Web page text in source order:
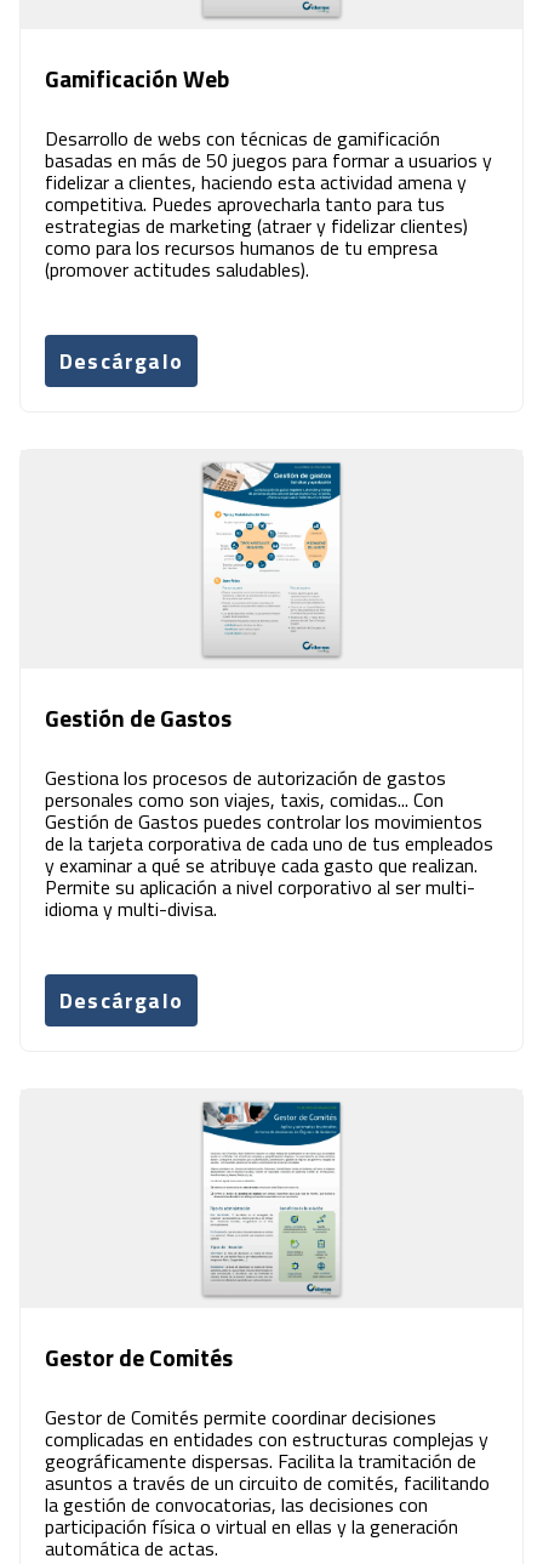
Gamificación Web
Desarrollo de webs con técnicas de gamificación
basadas en más de 50 juegos para formar a usuarios y
fidelizar a clientes, haciendo esta actividad amena y
competitiva. Puedes aprovecharla tanto para tus
estrategias de marketing (atraer y fidelizar clientes)
como para los recursos humanos de tu empresa
(promover actitudes saludables).
Descárgalo
Gestión de Gastos
Gestiona los procesos de autorización de gastos
personales como son viajes, taxis, comidas... Con
Gestión de Gastos puedes controlar los movimientos
de la tarjeta corporativa de cada uno de tus empleados
y examinar a qué se atribuye cada gasto que realizan.
Permite su aplicación a nivel corporativo al ser multi-
idioma y multi-divisa.
Descárgalo
Gestor de Comités
Gestor de Comités permite coordinar decisiones
complicadas en entidades con estructuras complejas y
geográficamente dispersas. Facilita la tramitación de
asuntos a través de un circuito de comités, facilitando
la gestión de convocatorias, las decisiones con
participación física o virtual en ellas y la generación
automática de actas.